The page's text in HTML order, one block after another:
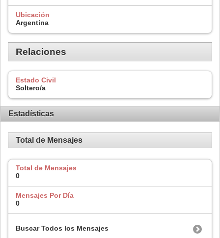
Ubicación
Argentina
Relaciones
Estado Civil
Soltero/a
Estadísticas
Total de Mensajes
Total de Mensajes
0
Mensajes Por Día
0
Buscar Todos los Mensajes